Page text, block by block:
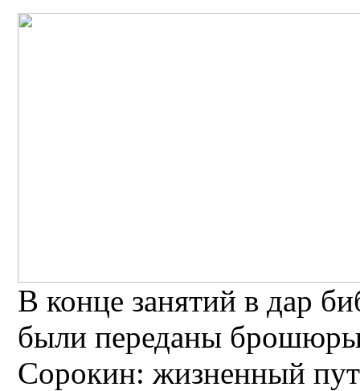
В конце занятий в дар
были переданы
Сорокин: жизненный